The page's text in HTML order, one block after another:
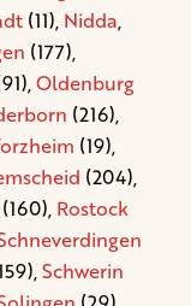
(11), Nidda,
(177),
Oldenburg
(216),
(19),
(204),
(160), Rostock
Schwerin